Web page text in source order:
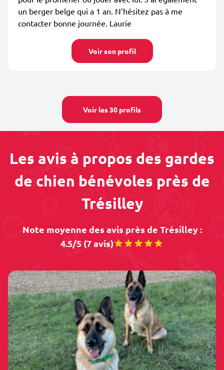
un berger belge qui a 1 an. N’hésitez pas à me
contacter bonne journée. Laurie
Voir son profil
Voir les 30 profils
Les avis à propos des gardes
de chien bénévoles près de
Trésilley
Note moyenne des avis près de Trésilley :
4.5/5 (7 avis)